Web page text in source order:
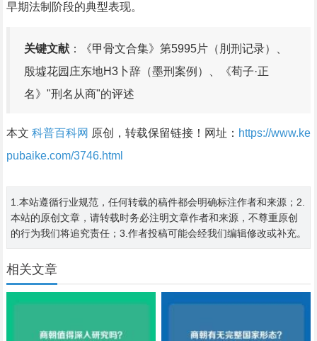
早期法制阶段的典型表现。
关键文献：《甲骨文合集》第5995片（刖刑记录）、
殷墟花园庄东地H3卜辞（墨刑案例）、《荀子·正
名》"刑名从商"的评述
本文 科普百科网 原创，转载保留链接！网址： https://www.ke
pubaike.com/3746.html
1.本站遵循行业规范，任何转载的稿件都会明确标注作者和来源；2.
本站的原创文章，请转载时务必注明文章作者和来源，不尊重原创
的行为我们将追究责任；3.作者投稿可能会经我们编辑修改或补充。
相关文章